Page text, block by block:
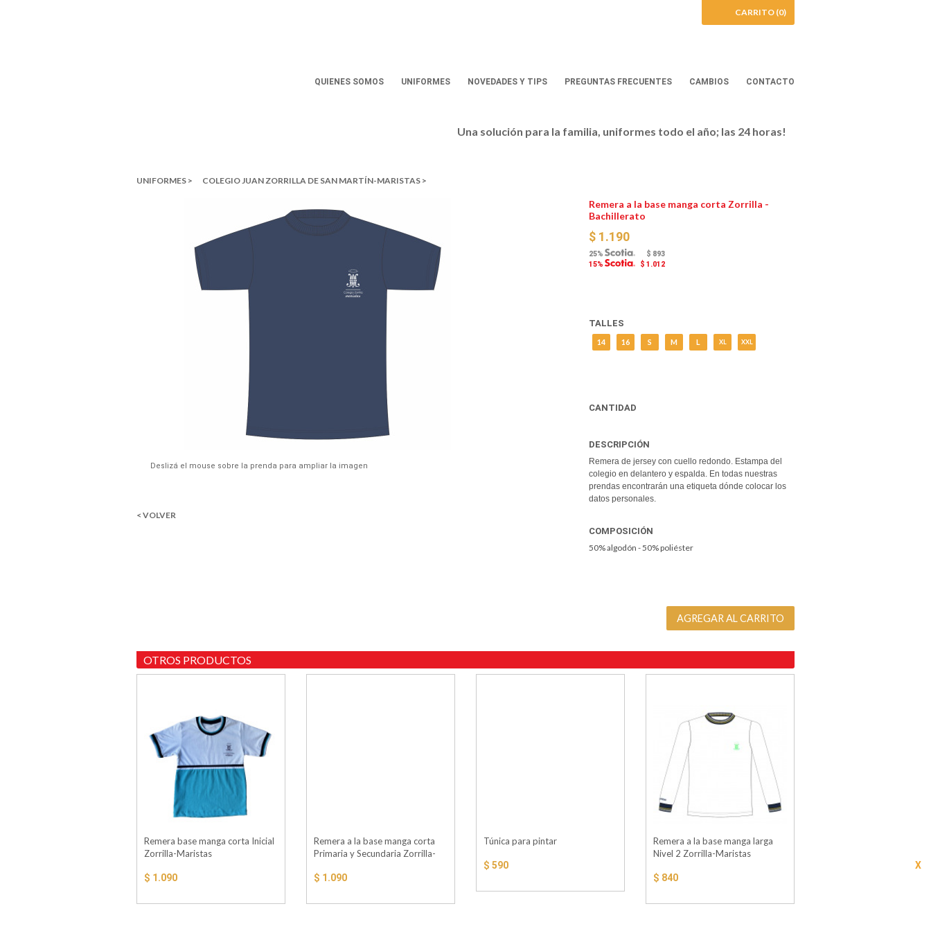
CARRITO (0)
QUIENES SOMOS UNIFORMES NOVEDADES Y TIPS PREGUNTAS FRECUENTES CAMBIOS CONTACTO
Una solución para la familia, uniformes todo el año; las 24 horas!
UNIFORMES > COLEGIO JUAN ZORRILLA DE SAN MARTÍN-MARISTAS >
Deslizá el mouse sobre la prenda para ampliar la imagen
< VOLVER
Remera a la base manga corta Zorrilla -
Bachillerato
$ 1.190
25%
$ 893
15%
$ 1.012
TALLES
14 16 S M L XL XXL
CANTIDAD
DESCRIPCIÓN
Remera de jersey con cuello redondo. Estampa del
colegio en delantero y espalda. En todas nuestras
prendas encontrarán una etiqueta dónde colocar los
datos personales.
COMPOSICIÓN
50% algodón - 50% poliéster
OTROS PRODUCTOS
Remera base manga corta Inicial
Zorrilla-Maristas
$ 1.090
Remera a la base manga corta
Primaria y Secundaria Zorrilla-
$ 1.090
Túnica para pintar
$ 590
Remera a la base manga larga
Nivel 2 Zorrilla-Maristas
$ 840